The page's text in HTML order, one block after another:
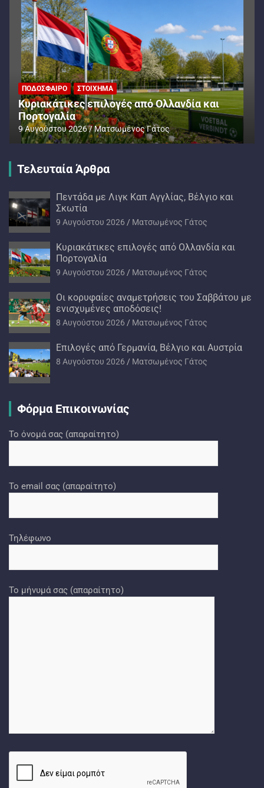
ΠΟΔΌΣΦΑΙΡΟ ΣΤΟΊΧΗΜΑ
Kυριακάτικες επιλογές από Ολλανδία και
Πορτογαλία
9 Αυγούστου 2026 Ματσωμένος Γάτος
Τελευταία Άρθρα
Πεντάδα με Λιγκ Καπ Αγγλίας, Βέλγιο και
Σκωτία
9 Αυγούστου 2026 Ματσωμένος Γάτος
Kυριακάτικες επιλογές από Ολλανδία και
Πορτογαλία
9 Αυγούστου 2026 Ματσωμένος Γάτος
Oι κορυφαίες αναμετρήσεις του Σαββάτου με
ενισχυμένες αποδόσεις!
8 Αυγούστου 2026 Ματσωμένος Γάτος
Επιλογές από Γερμανία, Βέλγιο και Αυστρία
8 Αυγούστου 2026 Ματσωμένος Γάτος
Φόρμα Επικοινωνίας
Το όνομά σας (απαραίτητο)
Το email σας (απαραίτητο)
Τηλέφωνο
Το μήνυμά σας (απαραίτητο)